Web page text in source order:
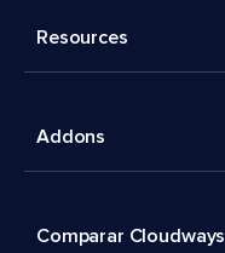
Resources
Addons
Comparar Cloudways